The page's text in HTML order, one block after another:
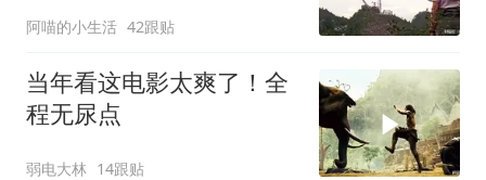
阿喵的小生活 42跟贴
当年看这电影太爽了！全
程无尿点
弱电大林 14跟贴